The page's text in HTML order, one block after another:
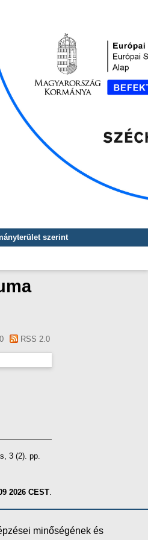
szerint
RSS 2.0
3 (2). pp.
2026 CEST.
minőségének és